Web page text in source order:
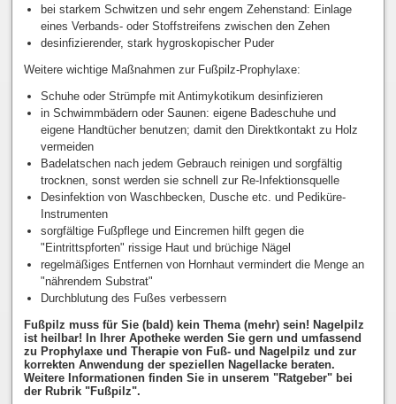
bei starkem Schwitzen und sehr engem Zehenstand: Einlage
eines Verbands- oder Stoffstreifens zwischen den Zehen
desinfizierender, stark hygroskopischer Puder
Weitere wichtige Maßnahmen zur Fußpilz-Prophylaxe:
Schuhe oder Strümpfe mit Antimykotikum desinfizieren
in Schwimmbädern oder Saunen: eigene Badeschuhe und
eigene Handtücher benutzen; damit den Direktkontakt zu Holz
vermeiden
Badelatschen nach jedem Gebrauch reinigen und sorgfältig
trocknen, sonst werden sie schnell zur Re-Infektionsquelle
Desinfektion von Waschbecken, Dusche etc. und Pediküre-
Instrumenten
sorgfältige Fußpflege und Eincremen hilft gegen die
"Eintrittspforten" rissige Haut und brüchige Nägel
regelmäßiges Entfernen von Hornhaut vermindert die Menge an
"nährendem Substrat"
Durchblutung des Fußes verbessern
Fußpilz muss für Sie (bald) kein Thema (mehr) sein! Nagelpilz
ist heilbar! In Ihrer Apotheke werden Sie gern und umfassend
zu Prophylaxe und Therapie von Fuß- und Nagelpilz und zur
korrekten Anwendung der speziellen Nagellacke beraten.
Weitere Informationen finden Sie in unserem "Ratgeber" bei
der Rubrik "Fußpilz".